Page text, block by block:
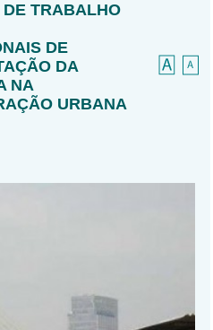
TRABALHO
DE
DA
NA
URBANA